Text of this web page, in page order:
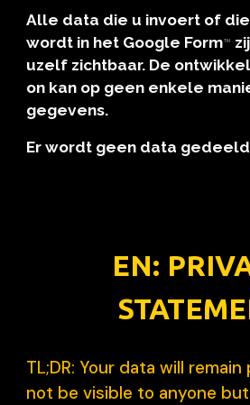
Alle data die u invoert of
wordt in het Google Form™
uzelf zichtbaar. De
on kan op geen enkele
gegevens.
Er wordt geen data
EN:
TL;DR: Your data will
not be visible to anyone